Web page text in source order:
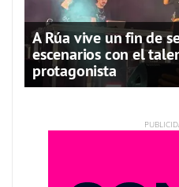
A Rúa vive un fin de
escenarios con el
protagonista